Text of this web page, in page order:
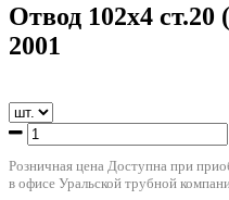
Отвод 102х4
2001
Розничная цена Доступна при
в офисе Уральской трубной